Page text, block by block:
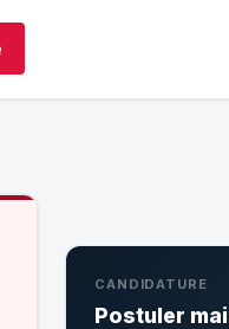
CANDIDATURE
Postuler